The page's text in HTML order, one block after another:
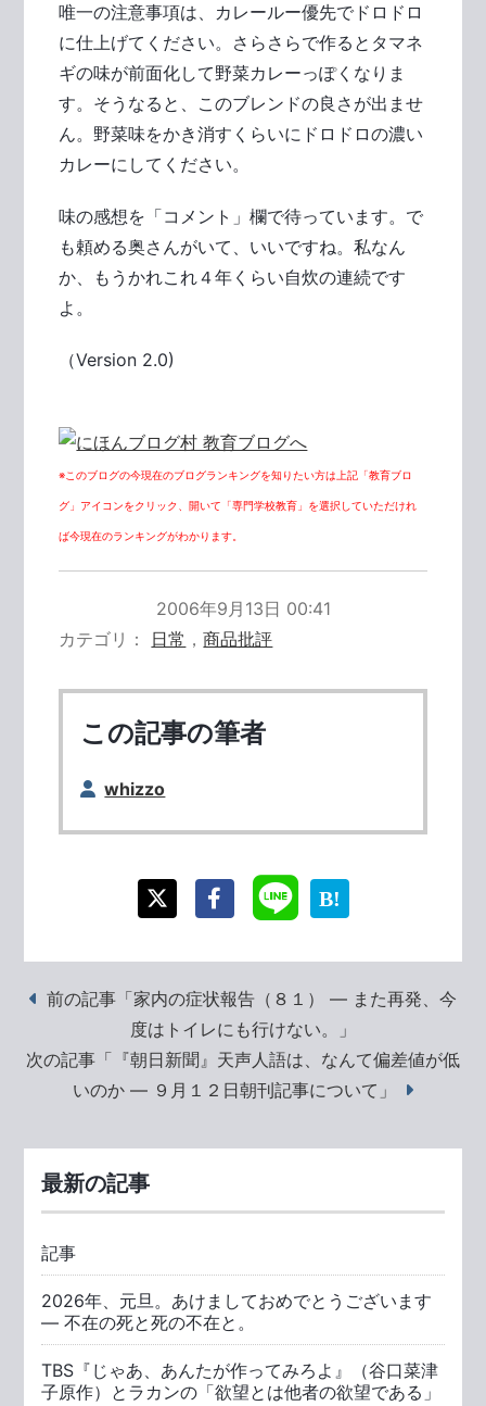
唯一の注意事項は、カレールー優先でドロドロ
に仕上げてください。さらさらで作るとタマネ
ギの味が前面化して野菜カレーっぽくなりま
す。そうなると、このブレンドの良さが出ませ
ん。野菜味をかき消すくらいにドロドロの濃い
カレーにしてください。
味の感想を「コメント」欄で待っています。で
も頼める奥さんがいて、いいですね。私なん
か、もうかれこれ４年くらい自炊の連続です
よ。
（Version 2.0)
※このブログの今現在のブログランキングを知りたい方は上記「教育ブロ
グ」アイコンをクリック、開いて「専門学校教育」を選択していただけれ
ば今現在のランキングがわかります。
2006年9月13日 00:41
カテゴリ
日常 ，商品批評
この記事の筆者
whizzo
前の記事「家内の症状報告（８１） ― また再発、今
度はトイレにも行けない。」
次の記事「『朝日新聞』天声人語は、なんて偏差値が低
いのか ― ９月１２日朝刊記事について」
最新の記事
記事
2026年、元旦。あけましておめでとうございます
― 不在の死と死の不在と。
TBS『じゃあ、あんたが作ってみろよ』（谷口菜津
子原作）とラカンの「欲望とは他者の欲望である」